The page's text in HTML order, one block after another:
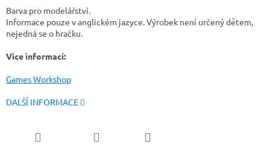
Barva pro modelářství.
Informace pouze v anglickém jazyce. Výrobek není určený dětem,
nejedná se o hračku.
Více informací:
Games Workshop
DALŠÍ INFORMACE